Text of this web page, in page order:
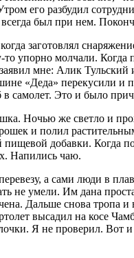
его разбудил
был при нем.
заготовлял
упорно молчали. Когда
мне: Алик
«Деда» перекусили и
самолет. Это и было
Ночью же светло и
и полил
добавки. Когда
Напились чаю.
а сами люди в
не умели. Им дана
Дальше снова тропа
высадил на косе
Я не проверил.